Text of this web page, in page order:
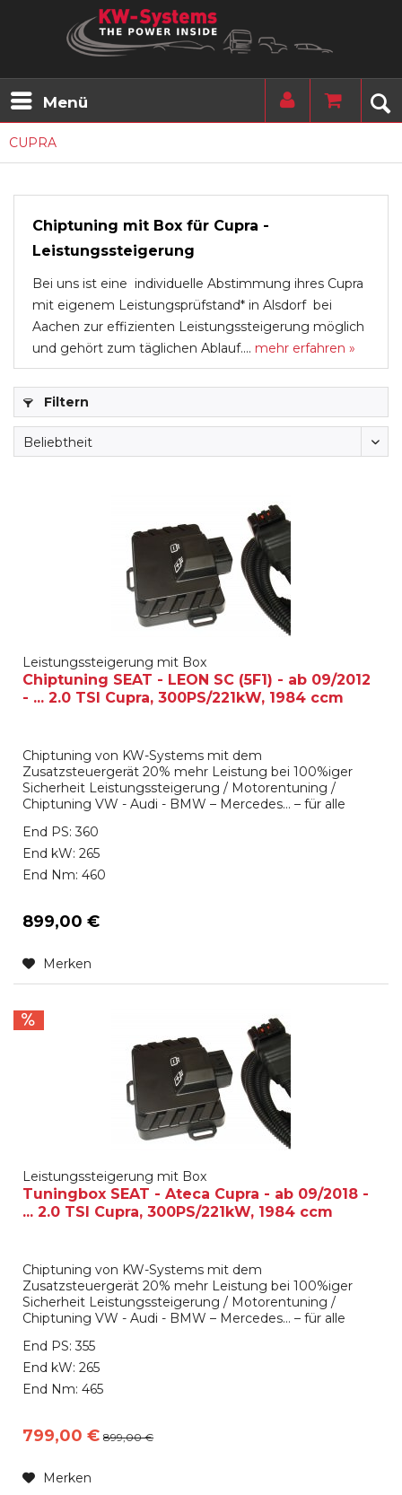
Menü
CUPRA
Chiptuning mit Box für Cupra -
Leistungssteigerung
Bei uns ist eine individuelle Abstimmung ihres Cupra
mit eigenem Leistungsprüfstand* in Alsdorf bei
Aachen zur effizienten Leistungssteigerung möglich
und gehört zum täglichen Ablauf.... mehr erfahren »
Filtern
Leistungssteigerung mit Box
Chiptuning SEAT - LEON SC (5F1) - ab 09/2012
- ... 2.0 TSI Cupra, 300PS/221kW, 1984 ccm
Chiptuning von KW-Systems mit dem
Zusatzsteuergerät 20% mehr Leistung bei 100%iger
Sicherheit Leistungssteigerung / Motorentuning /
Chiptuning VW - Audi - BMW – Mercedes… – für alle
(KW- unit ), oft auch als Powerbox oder Tuningbox
bezeichnet, unterscheidet sich von den üblichen
Angeboten durch eine integrierte aufwendige...
End PS: 360
End kW: 265
End Nm: 460
899,00 €
Merken
Leistungssteigerung mit Box
Tuningbox SEAT - Ateca Cupra - ab 09/2018 -
... 2.0 TSI Cupra, 300PS/221kW, 1984 ccm
Chiptuning von KW-Systems mit dem
Zusatzsteuergerät 20% mehr Leistung bei 100%iger
Sicherheit Leistungssteigerung / Motorentuning /
Chiptuning VW - Audi - BMW – Mercedes… – für alle
(KW- unit ), oft auch als Powerbox oder Tuningbox
bezeichnet, unterscheidet sich von den üblichen
Angeboten durch eine integrierte aufwendige...
End PS: 355
End kW: 265
End Nm: 465
799,00 € 899,00 €
Merken